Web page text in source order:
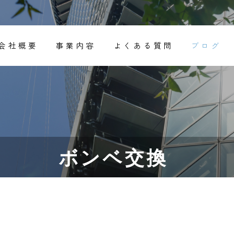
社概要 事業内容 よくある質問 ブログ
ボンベ交換